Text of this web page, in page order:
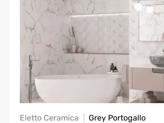
Eletto Ceramica Grey Portogallo